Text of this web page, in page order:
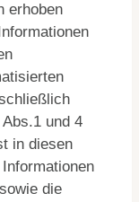
erhoben
und 4
in diesen
die